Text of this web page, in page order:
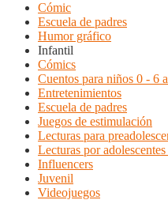
Cómic
Escuela de padres
Humor gráfico
Infantil
Cómics
Cuentos para niños 0 - 6
Entretenimientos
Escuela de padres
Juegos de estimulación
Lecturas para
Lecturas por
Influencers
Juvenil
Videojuegos